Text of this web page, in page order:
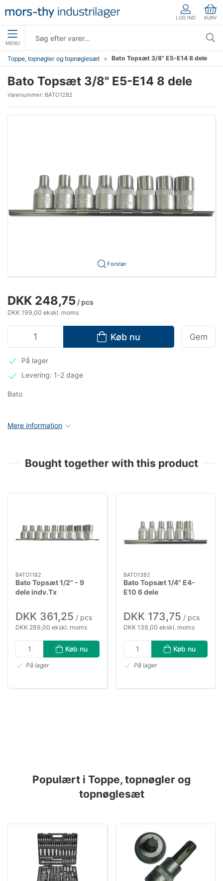
LOG IND KURV
MENU
Toppe, topnøgler og topnøglesæt Bato Topsæt 3/8" E5-E14 8 dele
Bato Topsæt 3/8" E5-E14 8 dele
Varenummer: BATO1282
Forstør
DKK 248,75 / pcs
DKK 199,00 ekskl. moms
Køb nu Gem
På lager
Levering: 1-2 dage
Bato
Mere information
Bought together with this product
BATO1182
Bato Topsæt 1/2" - 9
dele indv.Tx
DKK 361,25 / pcs
DKK 289,00 ekskl. moms
Køb nu
På lager
BATO1382
Bato Topsæt 1/4" E4-
E10 6 dele
DKK 173,75 / pcs
DKK 139,00 ekskl. moms
Køb nu
På lager
Populært i Toppe, topnøgler og
topnøglesæt